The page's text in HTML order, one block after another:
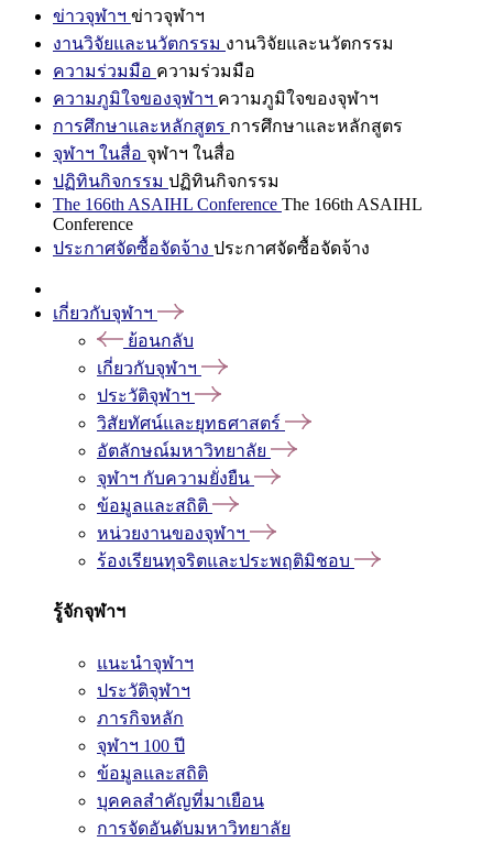
ข่าวจุฬาฯ ข่าวจุฬาฯ
งานวิจัยและนวัตกรรม งานวิจัยและนวัตกรรม
ความร่วมมือ ความร่วมมือ
ความภูมิใจของจุฬาฯ ความภูมิใจของจุฬาฯ
การศึกษาและหลักสูตร การศึกษาและหลักสูตร
จุฬาฯ ในสื่อ จุฬาฯ ในสื่อ
ปฏิทินกิจกรรม ปฏิทินกิจกรรม
The 166th ASAIHL Conference The 166th ASAIHL
Conference
ประกาศจัดซื้อจัดจ้าง ประกาศจัดซื้อจัดจ้าง
เกี่ยวกับจุฬาฯ
ย้อนกลับ
เกี่ยวกับจุฬาฯ
ประวัติจุฬาฯ
วิสัยทัศน์และยุทธศาสตร์
อัตลักษณ์มหาวิทยาลัย
จุฬาฯ กับความยั่งยืน
ข้อมูลและสถิติ
หน่วยงานของจุฬาฯ
ร้องเรียนทุจริตและประพฤติมิชอบ
รู้จักจุฬาฯ
แนะนำจุฬาฯ
ประวัติจุฬาฯ
ภารกิจหลัก
จุฬาฯ 100 ปี
ข้อมูลและสถิติ
บุคคลสำคัญที่มาเยือน
การจัดอันดับมหาวิทยาลัย